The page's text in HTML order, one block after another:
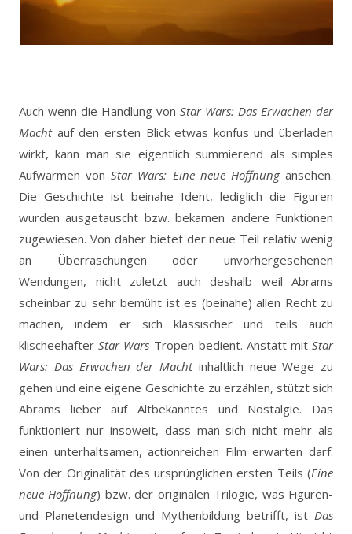
Auch wenn die Handlung von Star Wars: Das Erwachen der
Machtauf den ersten Blick etwas konfus und überladen
wirkt, kann man sie eigentlich summierend als simples
Aufwärmen vonStar Wars: Eine neue Hoffnungansehen.
Die Geschichte ist beinahe Ident, lediglich die Figuren
wurden ausgetauscht bzw. bekamen andere Funktionen
zugewiesen. Von daher bietet der neue Teil relativ wenig
an Überraschungen oder unvorhergesehenen
Wendungen, nicht zuletzt auch deshalb weil Abrams
scheinbar zu sehr bemüht ist es (beinahe) allen Recht zu
machen, indem er sich klassischer und teils auch
klischeehafterStar Wars-Tropen bedient. Anstatt mitStar
Wars: Das Erwachen der Machtinhaltlich neue Wege zu
gehen und eine eigene Geschichte zu erzählen, stützt sich
Abrams lieber auf Altbekanntes und Nostalgie. Das
funktioniert nur insoweit, dass man sich nicht mehr als
einen unterhaltsamen, actionreichen Film erwarten darf.
Von der Originalität des ursprünglichen ersten Teils (Eine
neue Hoffnung) bzw. der originalen Trilogie, was Figuren-
und Planetendesign und Mythenbildung betrifft, ist Das